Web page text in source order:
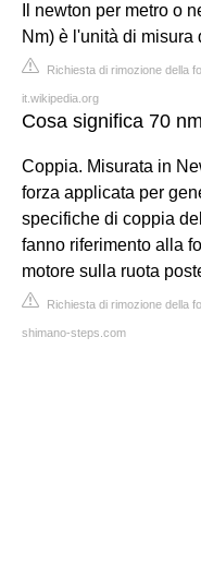
Il newton per metro o
Nm) è l'unità di misura
Richiesta di rimozione della
it.wikipedia.org
Cosa significa 70
Coppia. Misurata in
forza applicata per
specifiche di coppia
fanno riferimento alla
motore sulla ruota
Richiesta di rimozione della
shimano-steps.com